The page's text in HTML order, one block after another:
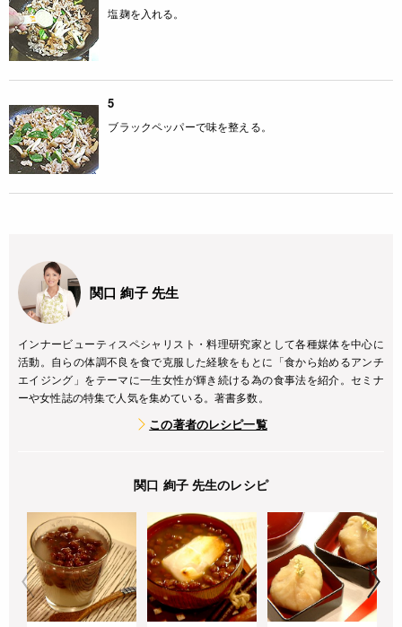
塩麹を入れる。
5
ブラックペッパーで味を整える。
関口 絢子 先生
インナービューティスペシャリスト・料理研究家として各種媒体を中心に
活動。自らの体調不良を食で克服した経験をもとに「食から始めるアンチ
エイジング」をテーマに一生女性が輝き続ける為の食事法を紹介。セミナ
ーや女性誌の特集で人気を集めている。著書多数。
この著者のレシピ一覧
関口 絢子 先生のレシピ